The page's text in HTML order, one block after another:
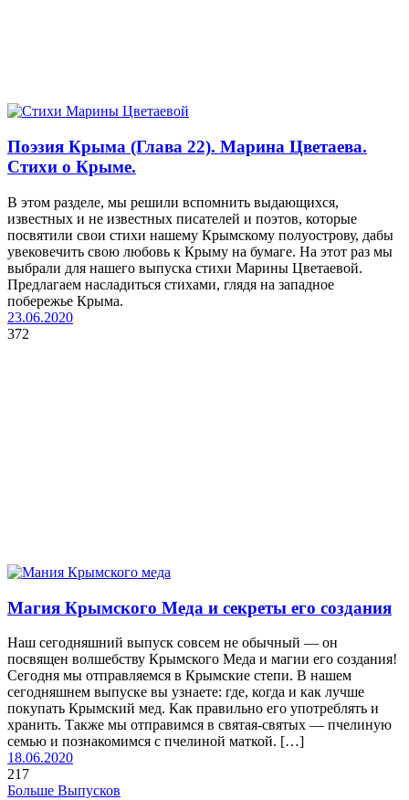
Поэзия Крыма (Глава 22). Марина Цветаева.
Стихи о Крыме.
В этом разделе, мы решили вспомнить выдающихся,
известных и не известных писателей и поэтов, которые
посвятили свои стихи нашему Крымскому полуострову, дабы
увековечить свою любовь к Крыму на бумаге. На этот раз мы
выбрали для нашего выпуска стихи Марины Цветаевой.
Предлагаем насладиться стихами, глядя на западное
побережье Крыма.
23.06.2020
372
Магия Крымского Меда и секреты его создания
Наш сегодняшний выпуск совсем не обычный — он
посвящен волшебству Крымского Меда и магии его создания!
Сегодня мы отправляемся в Крымские степи. В нашем
сегодняшнем выпуске вы узнаете: где, когда и как лучше
покупать Крымский мед. Как правильно его употреблять и
хранить. Также мы отправимся в святая-святых — пчелиную
семью и познакомимся с пчелиной маткой. […]
18.06.2020
217
Больше Выпусков